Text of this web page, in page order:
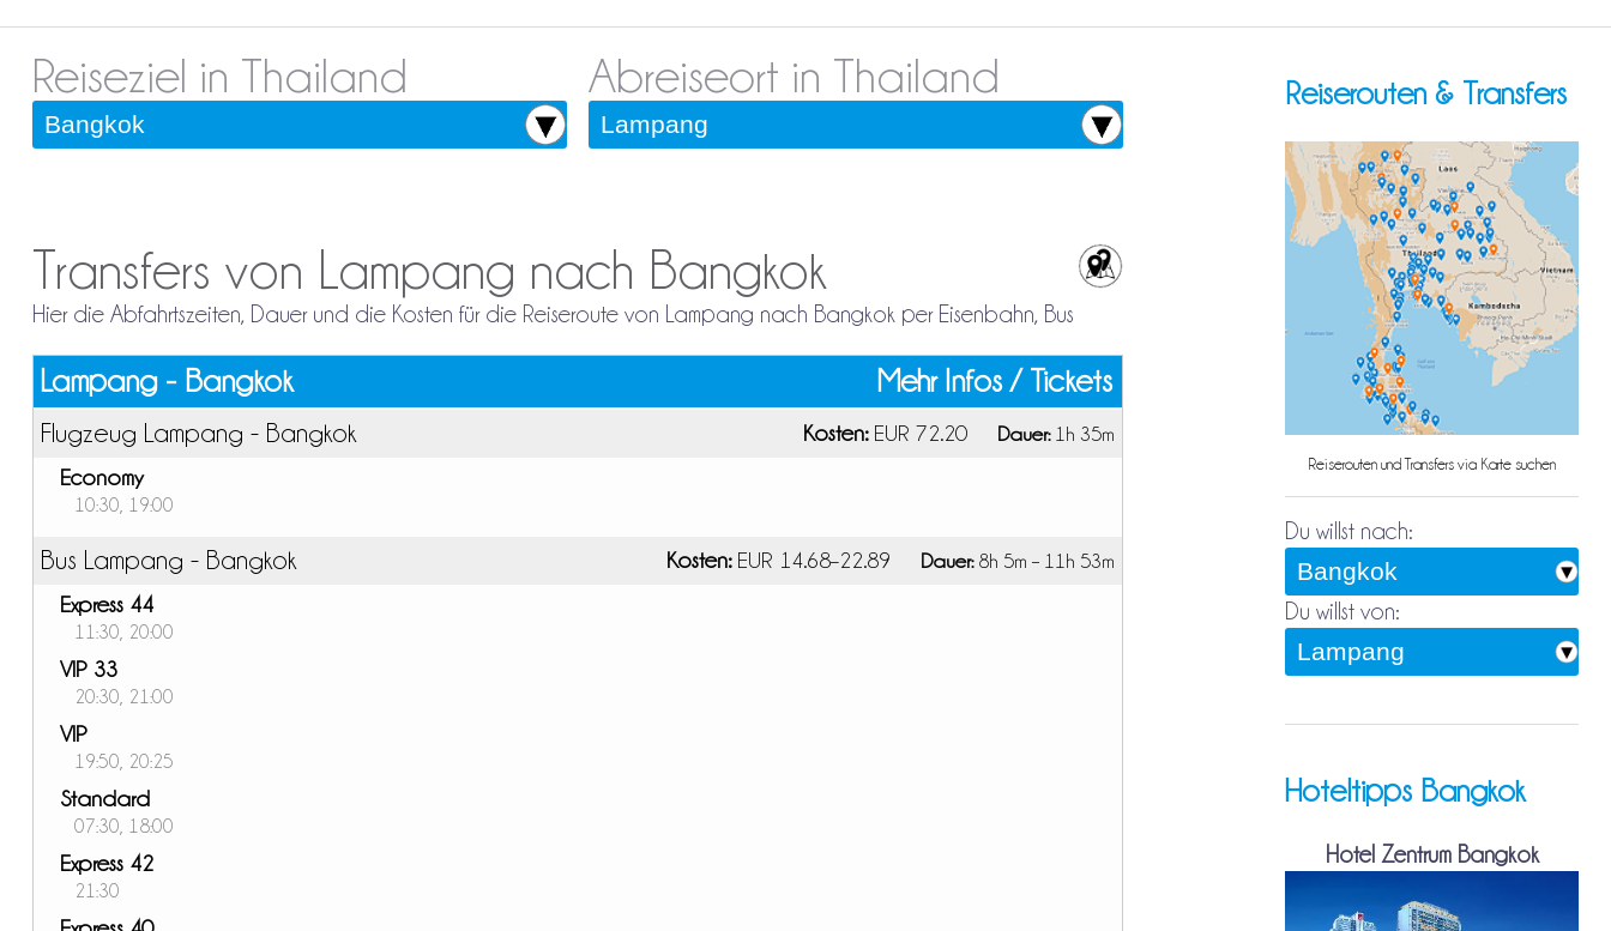
Reiseziel in Thailand Abreiseort in Thailand
Transfers von Lampang nach Bangkok
Hier die Abfahrtszeiten, Dauer und die Kosten für die Reiseroute von Lampang nach Bangkok per Eisenbahn, Bus
Lampang - Bangkok Mehr Infos / Tickets
Flugzeug Lampang - Bangkok Kosten:EUR 72.20 Dauer:1h 35m
Economy
10:30, 19:00
Bus Lampang - Bangkok Kosten:EUR 14.68–22.89 Dauer:8h 5m – 11h 53m
Express 44
11:30, 20:00
VIP 33
20:30, 21:00
VIP
19:50, 20:25
Standard
07:30, 18:00
Express 42
21:30
Reiserouten & Transfers
Reiserouten und Transfers via Karte suchen
Du willst nach:
Du willst von:
Hoteltipps Bangkok
Hotel Zentrum Bangkok